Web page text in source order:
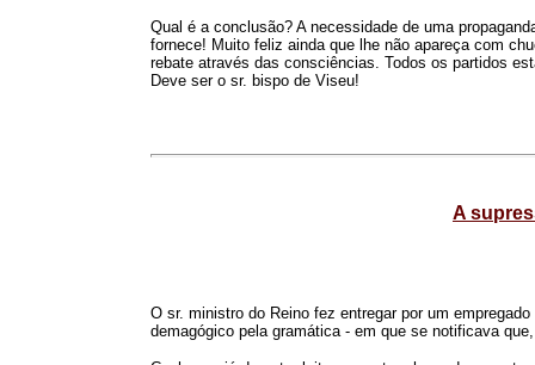
Qual é a conclusão? A necessidade de uma
fornece! Muito feliz ainda que lhe não apareça com
rebate através das consciências. Todos os partidos
Deve ser o sr. bispo de Viseu!
A
O sr. ministro do Reino fez entregar por um
demagógico pela gramática - em que se notificava